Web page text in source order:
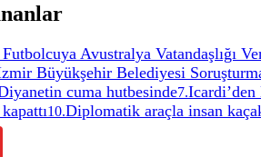
Avustralya Vatandaşlığı
Büyükşehir Belediyesi
cuma hutbesinde7.
10.Diplomatik araçla insan